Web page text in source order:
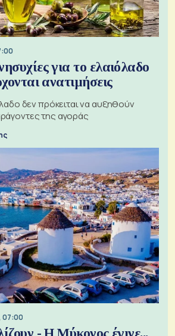
για το ελαιόλαδο
ανατιμήσεις
δεν πρόκειται να αυξηθούν
της αγοράς
07:00